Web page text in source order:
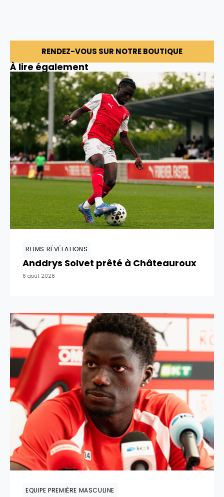
RENDEZ-VOUS SUR NOTRE BOUTIQUE
À lire également
REIMS RÉVÉLATIONS
Anddrys Solvet prêté à Châteauroux
6 août 2026
EQUIPE PREMIÈRE MASCULINE